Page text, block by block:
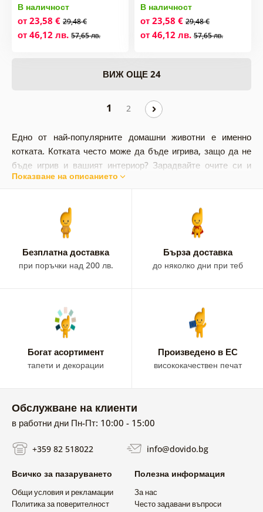
В наличност
от 23,58 € 29,48 €
от 46,12 лв. 57,65 лв.
В наличност
от 23,58 € 29,48 €
от 46,12 лв. 57,65 лв.
ВИЖ ОЩЕ 24
1 2
Едно от най-популярните домашни животни е именно
котката. Котката често може да бъде игрива, защо да не
бъде игрив и вашият интериор? Зарадвайте очите си и
придайте на пространството уникална атмосфера.
обкръжението си, например чрез картина!
Показване на описанието
Безплатна доставка
при поръчки над 200 лв.
Бързa доставка
до няколко дни при теб
Богат асортимент
тапети и декорации
Произведено в ЕС
висококачествен печат
Обслужване на клиенти
в работни дни Пн-Пт: 10:00 - 15:00
+359 82 518022 info@dovido.bg
Всичко за пазаруването
Общи условия и рекламации
Политика за поверителност
Полезна информация
За нас
Често задавани въпроси